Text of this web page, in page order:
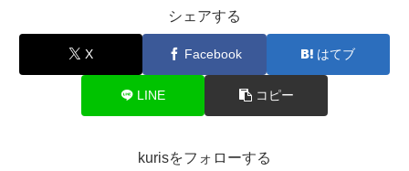
シェアする
X Facebook はてブ
LINE コピー
kurisをフォローする